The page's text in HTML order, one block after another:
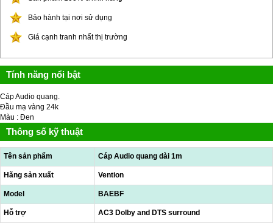
Bảo hành tại nơi sử dụng
Giá cạnh tranh nhất thị trường
Tính năng nổi bật
Cáp Audio quang.
Đầu mạ vàng 24k
Màu : Đen
Thông số kỹ thuật
Tên sản phẩm Cáp Audio quang dài 1m
Hãng sản xuất Vention
Model BAEBF
Hỗ trợ AC3 Dolby and DTS surround